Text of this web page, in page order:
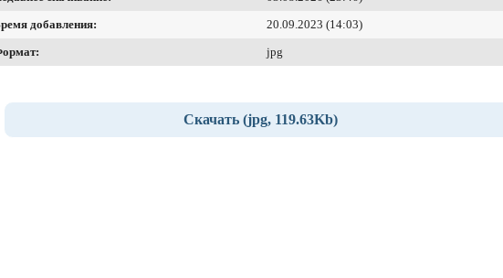
добавления:
20.09.2023 (14:03)
jpg
Скачать (jpg, 119.63Kb)